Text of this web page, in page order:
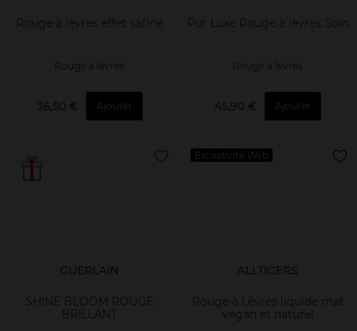
Rouge à lèvres effet satiné
Rouge à lévres
36,50 € Ajouter
Pur Luxe Rouge à lèvres Soin
Rouge à lévres
45,90 € Ajouter
GUERLAIN
SHINE BLOOM ROUGE
BRILLANT
Exclusivité Web
ALLTIGERS
Rouge à Lèvres liquide mat
vegan et naturel